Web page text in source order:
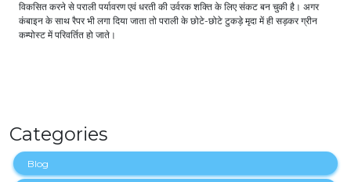
विकसित करने से पराली पर्यावरण एवं धरती की उर्वरक शक्ति के लिए संकट बन चुकी है। अगर
कंबाइन के साथ रैपर भी लगा दिया जाता तो पराली के छोटे-छोटे टुकड़े मृदा में ही सड़कर ग्रीन
कम्पोस्ट में परिवर्तित हो जाते।
Categories
Blog